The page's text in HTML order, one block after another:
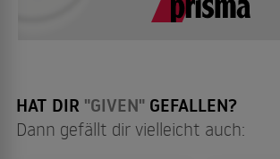
HAT DIR "GIVEN" GEFALLEN?
Dann gefällt dir vielleicht auch: